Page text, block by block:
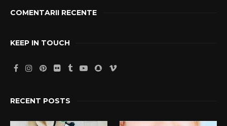
COMENTARII RECENTE
KEEP IN TOUCH
RECENT POSTS